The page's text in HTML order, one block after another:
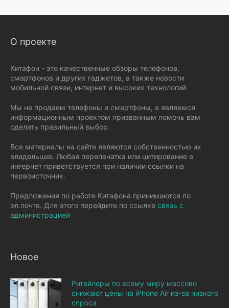
О проекте
Китафон - это качественные обзоры телефонов,
смартфонов и других гаджетов, а также новости
мобильной связи, интернет и высоких технологий.
Мы не продаем телефоны и смартфоны, а являемся
информационным проектом призванным помочь вам
сделать правильный выбор.
Все материалы на сайте являются собственностью их
владельцев. Любая перепечатка или цитирование в
интернет приветствуется при наличии ссылки на
первоисточник.
Предложения по работе Китафона принимаются по
эл.почте. Для этого перейдите по ссылке связь с
администрацией
Новое
Ритейлеры по всему миру массово
снижают цены на iPhone Air из-за низкого
спроса